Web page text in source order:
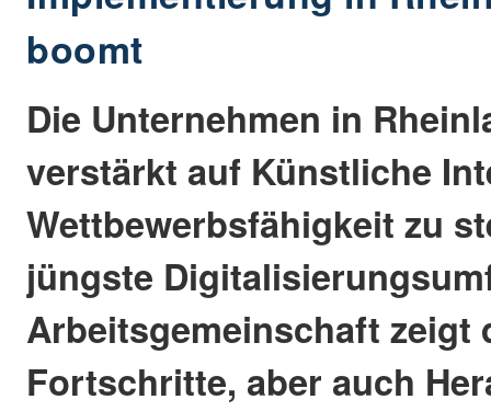
boomt
Die Unternehmen in
verstärkt auf Künstliche
Wettbewerbsfähigkeit zu
jüngste
Arbeitsgemeinschaft zeigt
Fortschritte, aber auch